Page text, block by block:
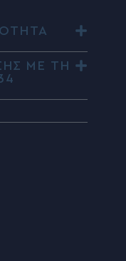
ΜΕ ΤΗ